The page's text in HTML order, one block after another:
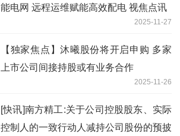
能电网 远程运维赋能高效配电 视焦点讯
2025-11-27
【独家焦点】沐曦股份将开启申购 多家
上市公司间接持股或有业务合作
2025-11-26
[快讯]南方精工:关于公司控股股东、实际
控制人的一致行动人减持公司股份的预披